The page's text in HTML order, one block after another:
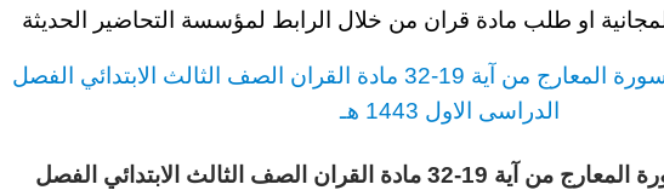
او طلب مادة قران من خلال الرابط لمؤسسة التحاضير الحديثة
المعارج من آية 19-32 مادة القران الصف الثالث الابتدائي الفصل
الدراسى الاول 1443 هـ
فواز الحربي درس تلاوة سورة المعارج من آية 19-32 مادة القران الصف الثالث الابتدائي الفصل